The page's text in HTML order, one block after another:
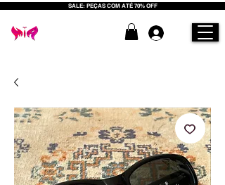
SALE: PEÇAS COM ATÉ 70% OFF